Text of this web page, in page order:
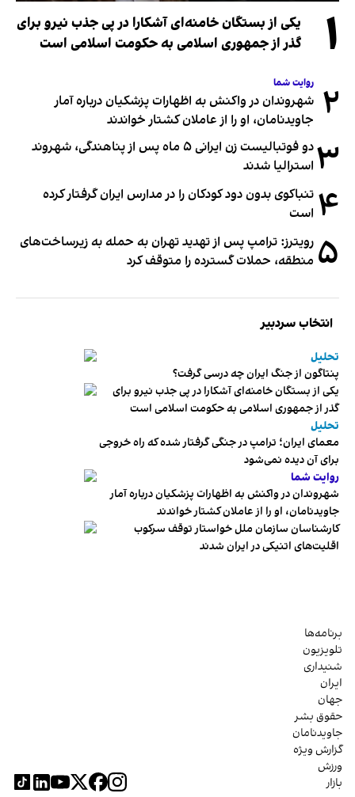
۱
یکی از بستگان خامنه‌ای آشکارا در پی جذب نیرو برای
گذر از جمهوری اسلامی به حکومت اسلامی است
۲ روایت شما
شهروندان در واکنش به اظهارات پزشکیان درباره آمار
جاویدنامان، او را از عاملان کشتار خواندند
۳
دو فوتبالیست زن ایرانی ۵ ماه پس از پناهندگی، شهروند
استرالیا شدند
۴ تنباکوی بدون دود کودکان را در مدارس ایران گرفتار کرده
است
۵ رویترز: ترامپ پس از تهدید تهران به حمله به زیرساخت‌های
منطقه، حملات گسترده را متوقف کرد
انتخاب سردبیر
تحلیل
پنتاگون از جنگ ایران چه درسی گرفت؟
یکی از بستگان خامنه‌ای آشکارا در پی جذب نیرو برای
گذر از جمهوری اسلامی به حکومت اسلامی است
تحلیل
معمای ایران؛ ترامپ در جنگی گرفتار شده که راه خروجی
برای آن دیده نمی‌شود
روایت شما
شهروندان در واکنش به اظهارات پزشکیان درباره آمار
جاویدنامان، او را از عاملان کشتار خواندند
کارشناسان سازمان ملل خواستار توقف سرکوب
اقلیت‌های اتنیکی در ایران شدند
برنامه‌ها
تلویزیون
شنیداری
ایران
جهان
حقوق بشر
جاویدنامان
گزارش ویژه
ورزش
بازار